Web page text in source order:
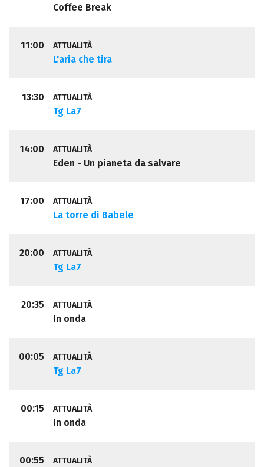
Coffee Break
11:00 ATTUALITÀ
L'aria che tira
13:30 ATTUALITÀ
Tg La7
14:00 ATTUALITÀ
Eden - Un pianeta da salvare
17:00 ATTUALITÀ
La torre di Babele
20:00 ATTUALITÀ
Tg La7
20:35 ATTUALITÀ
In onda
00:05 ATTUALITÀ
Tg La7
00:15 ATTUALITÀ
In onda
00:55 ATTUALITÀ